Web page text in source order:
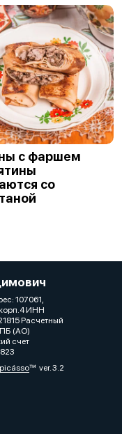
с фаршем
со
107061,
ИНН
Расчетный
(АО)
счет
ver. 3.2